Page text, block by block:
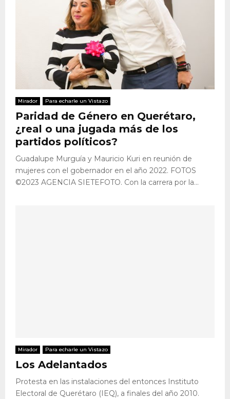
Mirador Para echarle un Vistazo
Paridad de Género en Querétaro,
¿real o una jugada más de los
partidos políticos?
Guadalupe Murguía y Mauricio Kuri en reunión de
mujeres con el gobernador en el año 2022. FOTOS
©2023 AGENCIA SIETEFOTO. Con la carrera por la...
Mirador Para echarle un Vistazo
Los Adelantados
Protesta en las instalaciones del entonces Instituto
Electoral de Querétaro (IEQ), a finales del año 2010.